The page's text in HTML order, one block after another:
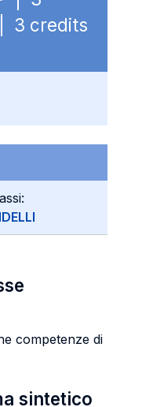
3 credits
competenze di
sintetico